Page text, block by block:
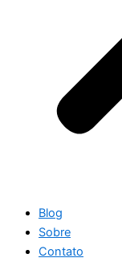
Blog
Sobre
Contato